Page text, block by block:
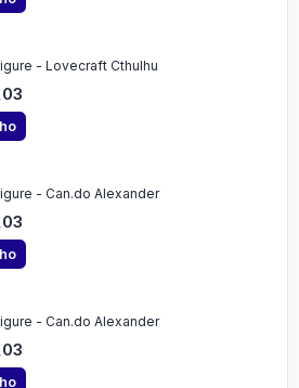
- Lovecraft Cthulhu
- Can.do Alexander
- Can.do Alexander